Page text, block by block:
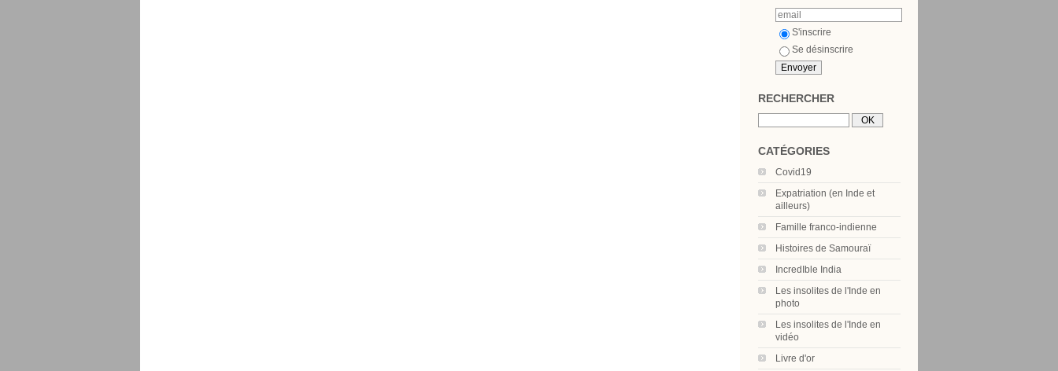
S'inscrire
Se désinscrire
RECHERCHER
CATÉGORIES
Covid19
Expatriation (en Inde et
ailleurs)
Famille franco-indienne
Histoires de Samouraï
IncredIble India
Les insolites de l'Inde en
photo
Les insolites de l'Inde en
vidéo
Livre d'or